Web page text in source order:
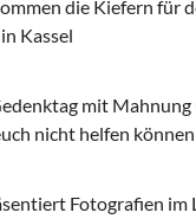
die Kiefern für
Kassel
mit Mahnung
nicht helfen
Fotografien im